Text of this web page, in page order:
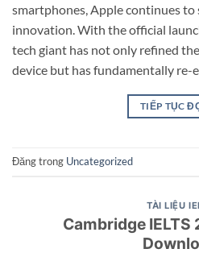
smartphones, Apple continues
innovation. With the official
tech giant has not only refined
device but has fundamentally re-
TIẾP TỤC
Đăng trong Uncategorized
TÀI LIỆU
Cambridge IELTS